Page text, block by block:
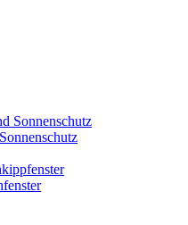
Sonnenschutz